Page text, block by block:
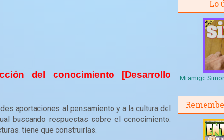
del conocimiento [Desarrollo
aportaciones al pensamiento y a la cultura del
buscando respuestas sobre el conocimiento.
tiene que construirlas.
Lo
Mi amigo